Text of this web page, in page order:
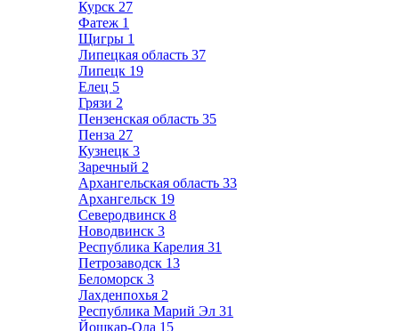
Курск 27
Фатеж 1
Щигры 1
Липецкая область 37
Липецк 19
Елец 5
Грязи 2
Пензенская область 35
Пенза 27
Кузнецк 3
Заречный 2
Архангельская область 33
Архангельск 19
Северодвинск 8
Новодвинск 3
Республика Карелия 31
Петрозаводск 13
Беломорск 3
Лахденпохья 2
Республика Марий Эл 31
Йошкар-Ола 15